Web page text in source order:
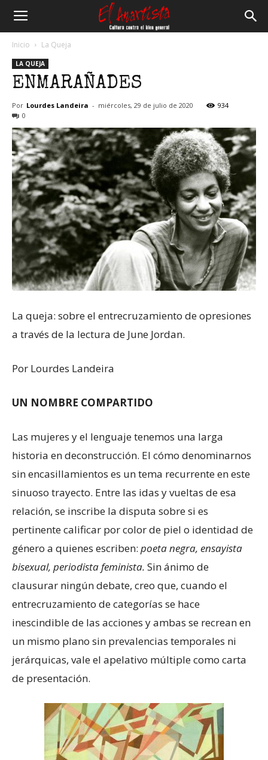
Anartista
Inicio La Queja
LA QUEJA
ENMARAÑADES
Por Lourdes Landeira - miércoles, 29 de julio de 2020
934
0
La queja: sobre el entrecruzamiento de opresiones
a través de la lectura de June Jordan.
Por Lourdes Landeira
UN NOMBRE COMPARTIDO
Las mujeres y el lenguaje tenemos una larga
historia en deconstrucción. El cómo denominarnos
sin encasillamientos es un tema recurrente en este
sinuoso trayecto. Entre las idas y vueltas de esa
relación, se inscribe la disputa sobre si es
pertinente calificar por color de piel o identidad de
género a quienes escriben: poeta negra, ensayista
bisexual, periodista feminista. Sin ánimo de
clausurar ningún debate, creo que, cuando el
entrecruzamiento de categorías se hace
inescindible de las acciones y ambas se recrean en
un mismo plano sin prevalencias temporales ni
jerárquicas, vale el apelativo múltiple como carta
de presentación.